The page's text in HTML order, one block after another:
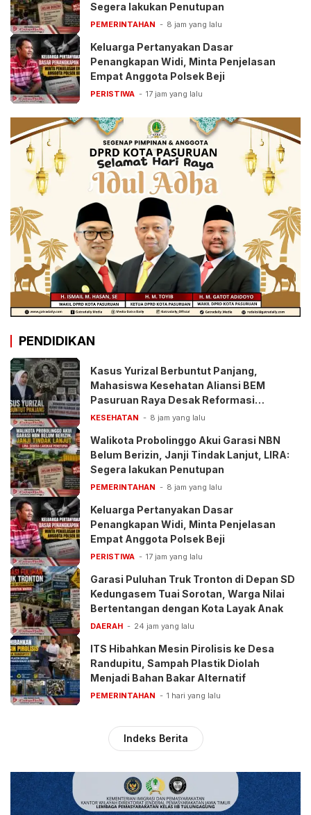
Segera lakukan Penutupan
PEMERINTAHAN 8 jam yang lalu
Keluarga Pertanyakan Dasar
Penangkapan Widi, Minta Penjelasan
Empat Anggota Polsek Beji
PERISTIWA 17 jam yang lalu
PENDIDIKAN
Kasus Yurizal Berbuntut Panjang,
Mahasiswa Kesehatan Aliansi BEM
Pasuruan Raya Desak Reformasi
Pelayanan BPJS
KESEHATAN 8 jam yang lalu
Walikota Probolinggo Akui Garasi NBN
Belum Berizin, Janji Tindak Lanjut, LIRA:
Segera lakukan Penutupan
PEMERINTAHAN 8 jam yang lalu
Keluarga Pertanyakan Dasar
Penangkapan Widi, Minta Penjelasan
Empat Anggota Polsek Beji
PERISTIWA 17 jam yang lalu
Garasi Puluhan Truk Tronton di Depan SD
Kedungasem Tuai Sorotan, Warga Nilai
Bertentangan dengan Kota Layak Anak
DAERAH 24 jam yang lalu
ITS Hibahkan Mesin Pirolisis ke Desa
Randupitu, Sampah Plastik Diolah
Menjadi Bahan Bakar Alternatif
PEMERINTAHAN 1 hari yang lalu
Indeks Berita